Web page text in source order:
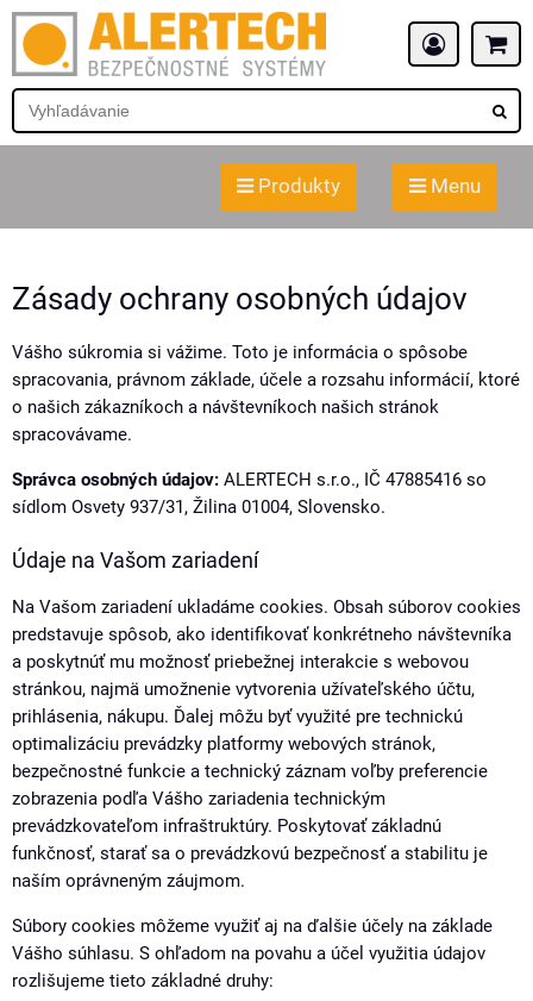
Produkty Menu
Zásady ochrany osobných údajov
Vášho súkromia si vážime. Toto je informácia o spôsobe
spracovania, právnom základe, účele a rozsahu informácií, ktoré
o našich zákazníkoch a návštevníkoch našich stránok
spracovávame.
Správca osobných údajov: ALERTECH s.r.o., IČ 47885416 so
sídlom Osvety 937/31, Žilina 01004, Slovensko.
Údaje na Vašom zariadení
Na Vašom zariadení ukladáme cookies. Obsah súborov cookies
predstavuje spôsob, ako identifikovať konkrétneho návštevníka
a poskytnúť mu možnosť priebežnej interakcie s webovou
stránkou, najmä umožnenie vytvorenia užívateľského účtu,
prihlásenia, nákupu. Ďalej môžu byť využité pre technickú
optimalizáciu prevádzky platformy webových stránok,
bezpečnostné funkcie a technický záznam voľby preferencie
zobrazenia podľa Vášho zariadenia technickým
prevádzkovateľom infraštruktúry. Poskytovať základnú
funkčnosť, starať sa o prevádzkovú bezpečnosť a stabilitu je
naším oprávneným záujmom.
Súbory cookies môžeme využiť aj na ďalšie účely na základe
Vášho súhlasu. S ohľadom na povahu a účel využitia údajov
rozlišujeme tieto základné druhy: